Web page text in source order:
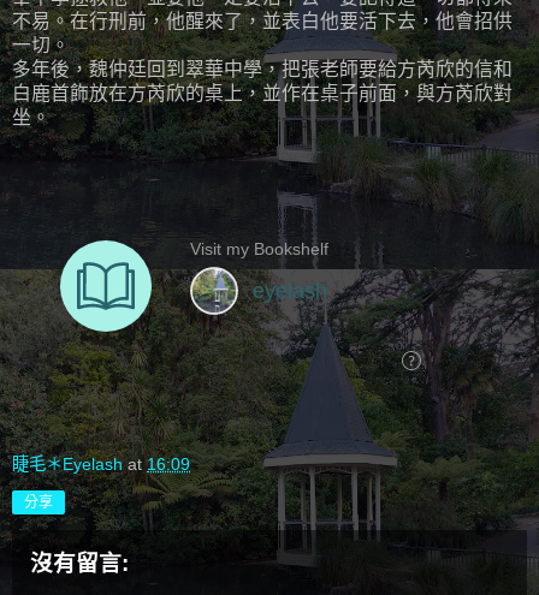
不易。在行刑前，他醒來了，並表白他要活下去，他會招供
一切。
多年後，魏仲廷回到翠華中學，把張老師要給方芮欣的信和
白鹿首飾放在方芮欣的桌上，並作在桌子前面，與方芮欣對
坐。
睫毛＊Eyelash at16:09
分享
沒有留言: